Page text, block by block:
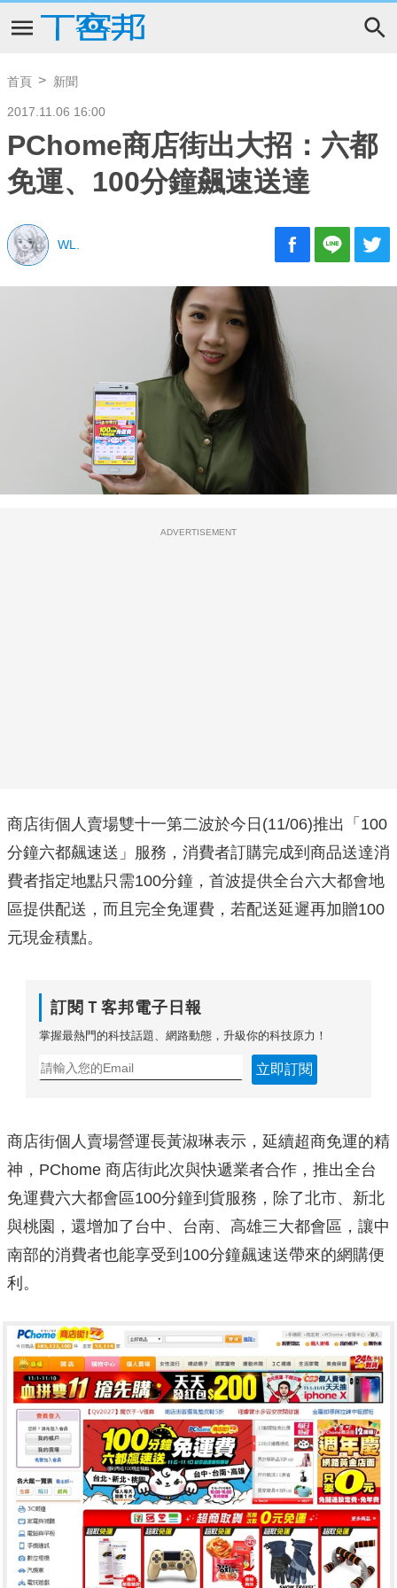
首頁 新聞
2017.11.06 16:00
PChome商店街出大招：六都
免運、100分鐘飆速送達
WL.
ADVERTISEMENT
商店街個人賣場雙十一第二波於今日(11/06)推出「100
分鐘六都飆速送」服務，消費者訂購完成到商品送達消
費者指定地點只需100分鐘，首波提供全台六大都會地
區提供配送，而且完全免運費，若配送延遲再加贈100
元現金積點。
訂閱Ｔ客邦電子日報
掌握最熱門的科技話題、網路動態，升級你的科技原力！
立即訂閱
商店街個人賣場營運長黃淑琳表示，延續超商免運的精
神，PChome 商店街此次與快遞業者合作，推出全台
免運費六大都會區100分鐘到貨服務，除了北市、新北
與桃園，還增加了台中、台南、高雄三大都會區，讓中
南部的消費者也能享受到100分鐘飆速送帶來的網購便
利。